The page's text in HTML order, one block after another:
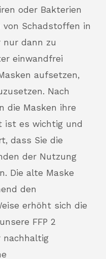
oder Bakterien
von Schadstoffen in
nur dann zu
einwandfrei
aufsetzen,
Nach
die Masken ihre
ist es wichtig und
dass Sie die
der Nutzung
Die alte Maske
den
erhöht sich die
FFP 2
nachhaltig